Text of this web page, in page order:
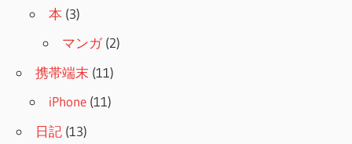
本 (3)
マンガ(2)
携帯端末 (11)
iPhone (11)
日記 (13)